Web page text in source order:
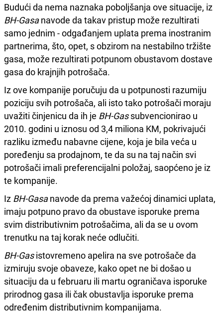
Budući da nema naznaka poboljšanja ove situacije, iz
BH-Gasanavode da takav pristup može rezultirati
samo jednim - odgađanjem uplata prema inostranim
partnerima, što, opet, s obzirom na nestabilno tržište
gasa, može rezultirati potpunom obustavom dostave
gasa do krajnjih potrošača.
Iz ove kompanije poručuju da u potpunosti razumiju
poziciju svih potrošača, ali isto tako potrošači moraju
uvažiti činjenicu da ih je BH-Gassubvencionirao u
2010. godini u iznosu od 3,4 miliona KM, pokrivajući
razliku između nabavne cijene, koja je bila veća u
poređenju sa prodajnom, te da su na taj način svi
potrošači imali preferencijalni položaj, saopćeno je iz
te kompanije.
Iz BH-Gasanavode da prema važećoj dinamici uplata,
imaju potpuno pravo da obustave isporuke prema
svim distributivnim potrošačima, ali da se u ovom
trenutku na taj korak neće odlučiti.
BH-Gasistovremeno apelira na sve potrošače da
izmiruju svoje obaveze, kako opet ne bi došao u
situaciju da u februaru ili martu ograničava isporuke
prirodnog gasa ili čak obustavlja isporuke prema
određenim distributivnim kompanijama.